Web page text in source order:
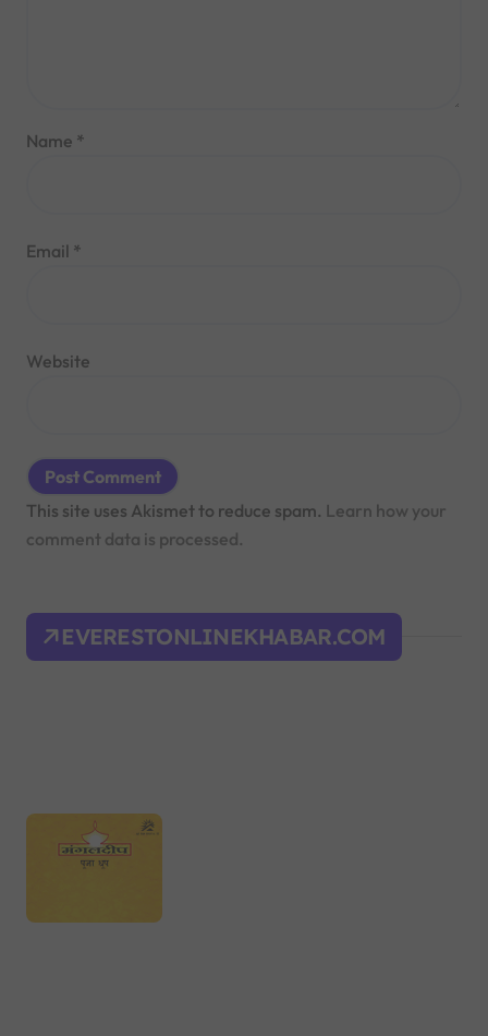
Name *
Email *
Website
This site uses Akismet to reduce spam. Learn how your
comment data is processed.
EVERESTONLINEKHABAR.COM